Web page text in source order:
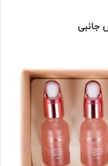
جانبی